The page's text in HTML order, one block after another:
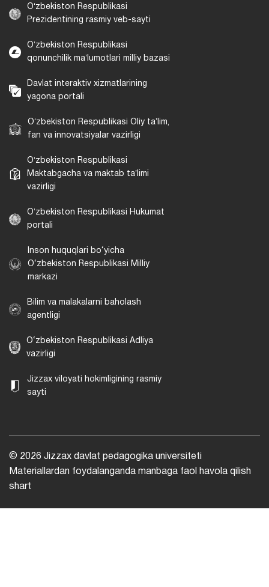
Oʻzbekiston Respublikasi
Prezidentining rasmiy veb-sayti
Oʻzbekiston Respublikasi
qonunchilik maʼlumotlari milliy bazasi
Davlat interaktiv xizmatlarining
yagona portali
Oʻzbekiston Respublikasi Oliy taʼlim,
fan va innovatsiyalar vazirligi
Oʻzbekiston Respublikasi
Maktabgacha va maktab taʼlimi
vazirligi
Oʻzbekiston Respublikasi Hukumat
portali
Inson huquqlari bo‘yicha
O‘zbekiston Respublikasi Milliy
markazi
Bilim va malakalarni baholash
agentligi
O‘zbekiston Respublikasi Adliya
vazirligi
Jizzax viloyati hokimligining rasmiy
sayti
© 2026 Jizzax davlat pedagogika universiteti
Materiallardan foydalanganda manbaga faol havola qilish
shart